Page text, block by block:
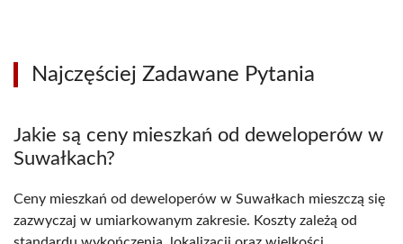
Najczęściej Zadawane Pytania
Jakie są ceny mieszkań od deweloperów w
Suwałkach?
Ceny mieszkań od deweloperów w Suwałkach mieszczą się
zazwyczaj w umiarkowanym zakresie. Koszty zależą od